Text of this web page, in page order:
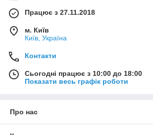
Працює з 27.11.2018
м. Київ
Київ, Україна
Контакти
Сьогодні працює з 10:00 до 18:00
Показати весь графік роботи
Про нас